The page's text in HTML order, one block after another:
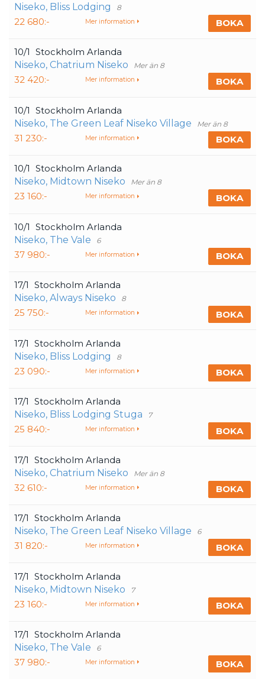
Niseko, Bliss Lodging
8
22 680:- BOKA
Mer information
10/1 Stockholm Arlanda
Niseko, Chatrium Niseko
Mer än 8
32 420:- BOKA
Mer information
10/1 Stockholm Arlanda
Niseko, The Green Leaf Niseko Village
Mer än 8
31 230:- BOKA
Mer information
10/1 Stockholm Arlanda
Niseko, Midtown Niseko
Mer än 8
23 160:- BOKA
Mer information
10/1 Stockholm Arlanda
Niseko, The Vale
6
37 980:- BOKA
Mer information
17/1 Stockholm Arlanda
Niseko, Always Niseko
8
25 750:- BOKA
Mer information
17/1 Stockholm Arlanda
Niseko, Bliss Lodging
8
23 090:- BOKA
Mer information
17/1 Stockholm Arlanda
Niseko, Bliss Lodging Stuga
7
25 840:- BOKA
Mer information
17/1 Stockholm Arlanda
Niseko, Chatrium Niseko
Mer än 8
32 610:- BOKA
Mer information
17/1 Stockholm Arlanda
Niseko, The Green Leaf Niseko Village
6
31 820:- BOKA
Mer information
17/1 Stockholm Arlanda
Niseko, Midtown Niseko
7
23 160:- BOKA
Mer information
17/1 Stockholm Arlanda
Niseko, The Vale
6
37 980:- BOKA
Mer information